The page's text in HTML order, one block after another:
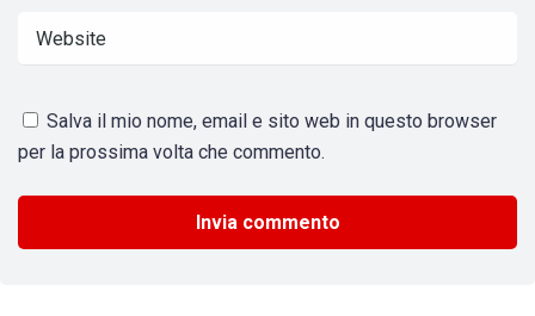
Salva il mio nome, email e sito web in questo browser
per la prossima volta che commento.